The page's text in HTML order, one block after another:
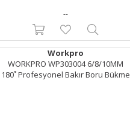
--
Workpro
WORKPRO WP303004 6/8/10MM
180˚ Profesyonel Bakır Boru Bükme